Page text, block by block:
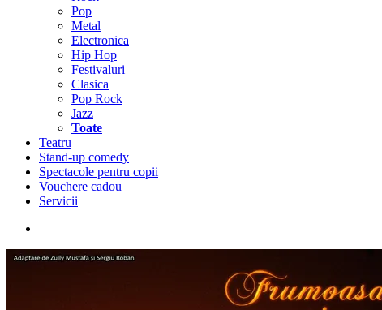
Pop
Metal
Electronica
Hip Hop
Festivaluri
Clasica
Pop Rock
Jazz
Toate
Teatru
Stand-up comedy
Spectacole pentru copii
Vouchere cadou
Servicii